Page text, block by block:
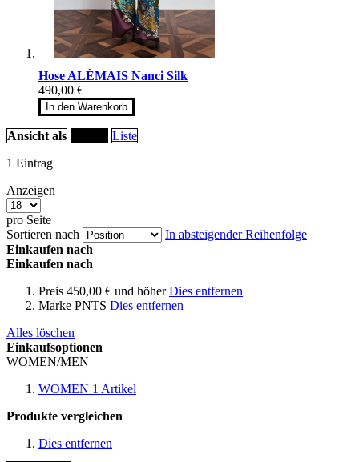
Hose ALÈMAIS Nanci Silk
490,00 €
In den Warenkorb
Ansicht als
Liste
1 Eintrag
Anzeigen
pro Seite
Sortieren nach
In absteigender Reihenfolge
Einkaufen nach
Einkaufen nach
Preis 450,00 € und höher Dies entfernen
Marke PNTS Dies entfernen
Alles löschen
Einkaufsoptionen
WOMEN/MEN
WOMEN 1 Artikel
Produkte vergleichen
Dies entfernen